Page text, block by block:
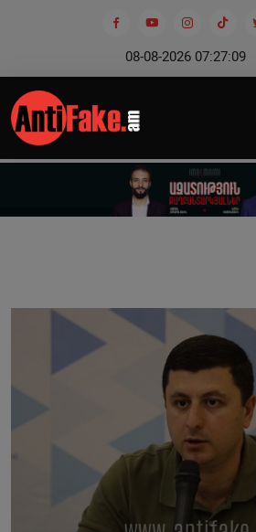
08-08-2026 07:27:09